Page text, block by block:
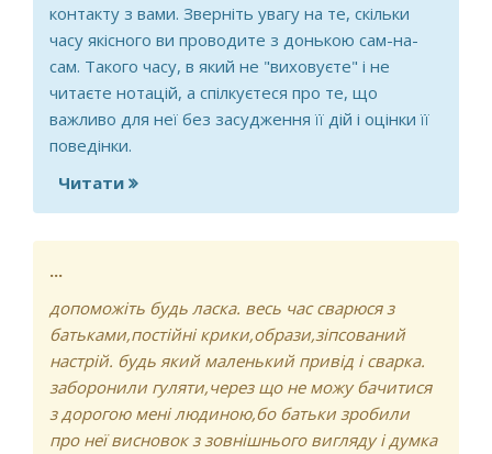
контакту з вами. Зверніть увагу на те, скільки
часу якісного ви проводите з донькою сам-на-
сам. Такого часу, в який не "виховуєте" і не
читаєте нотацій, а спілкуєтеся про те, що
важливо для неї без засудження її дій і оцінки її
поведінки.
Читати про Дитячі істерики
...
допоможіть будь ласка. весь час сварюся з
батьками,постійні крики,образи,зіпсований
настрій. будь який маленький привід і сварка.
заборонили гуляти,через що не можу бачитися
з дорогою мені людиною,бо батьки зробили
про неї висновок з зовнішнього вигляду і думка